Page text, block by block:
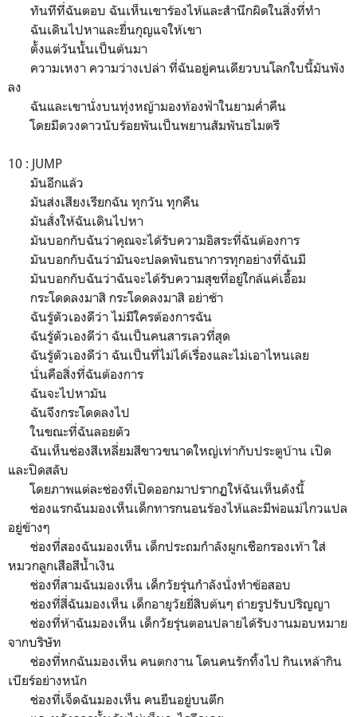
ทันทีที่ฉันตอบ ฉันเห็นเขาร้องไห้และสำนึกผิดในสิ่งที่ทำ
ฉันเดินไปหาและยื่นกุญแจให้เขา
ตั้งแต่วันนั้นเป็นต้นมา
ความเหงา ความว่างเปล่า ที่ฉันอยู่คนเดียวบนโลกใบนี้มันพัง
ลง
ฉันและเขานั่งบนทุ่งหญ้ามองท้องฟ้าในยามค่ำคืน
โดยมีดวงดาวนับร้อยพันเป็นพยานสัมพันธไมตรี
10 : JUMP
มันอีกแล้ว
มันส่งเสียงเรียกฉัน ทุกวัน ทุกคืน
มันสั่งให้ฉันเดินไปหา
มันบอกกับฉันว่าคุณจะได้รับความอิสระที่ฉันต้องการ
มันบอกกับฉันว่ามันจะปลดพันธนาการทุกอย่างที่ฉันมี
มันบอกกับฉันว่าฉันจะได้รับความสุขที่อยู่ใกล้แค่เอื้อม
กระโดดลงมาสิ กระโดดลงมาสิ อย่าช้า
ฉันรู้ตัวเองดีว่า ไม่มีใครต้องการฉัน
ฉันรู้ตัวเองดีว่า ฉันเป็นคนสารเลวที่สุด
ฉันรู้ตัวเองดีว่า ฉันเป็นที่ไม่ได้เรื่องและไม่เอาไหนเลย
นั่นคือสิ่งที่ฉันต้องการ
ฉันจะไปหามัน
ฉันจึงกระโดดลงไป
ในขณะที่ฉันลอยตัว
ฉันเห็นช่องสีเหลี่ยมสีขาวขนาดใหญ่เท่ากับประตูบ้าน เปิด
และปิดสลับ
โดยภาพแต่ละช่องที่เปิดออกมาปรากฏให้ฉันเห็นดังนี้
ช่องแรกฉันมองเห็นเด็กทารกนอนร้องไห้และมีพ่อแม่ไกวแปล
อยู่ข้างๆ
ช่องที่สองฉันมองเห็น เด็กประถมกำลังผูกเชือกรองเท้า ใส่
หมวกลูกเสือสีน้ำเงิน
ช่องที่สามฉันมองเห็น เด็กวัยรุ่นกำลังนั่งทำข้อสอบ
ช่องที่สี่ฉันมองเห็น เด็กอายุวัยยี่สิบต้นๆ ถ่ายรูปรับปริญญา
ช่องที่ห้าฉันมองเห็น เด็กวัยรุ่นตอนปลายได้รับงานมอบหมาย
จากบริษัท
ช่องที่หกฉันมองเห็น คนตกงาน โดนคนรักทิ้งไป กินเหล้ากิน
เบียร์อย่างหนัก
ช่องที่เจ็ดฉันมองเห็น คนยืนอยู่บนตึก